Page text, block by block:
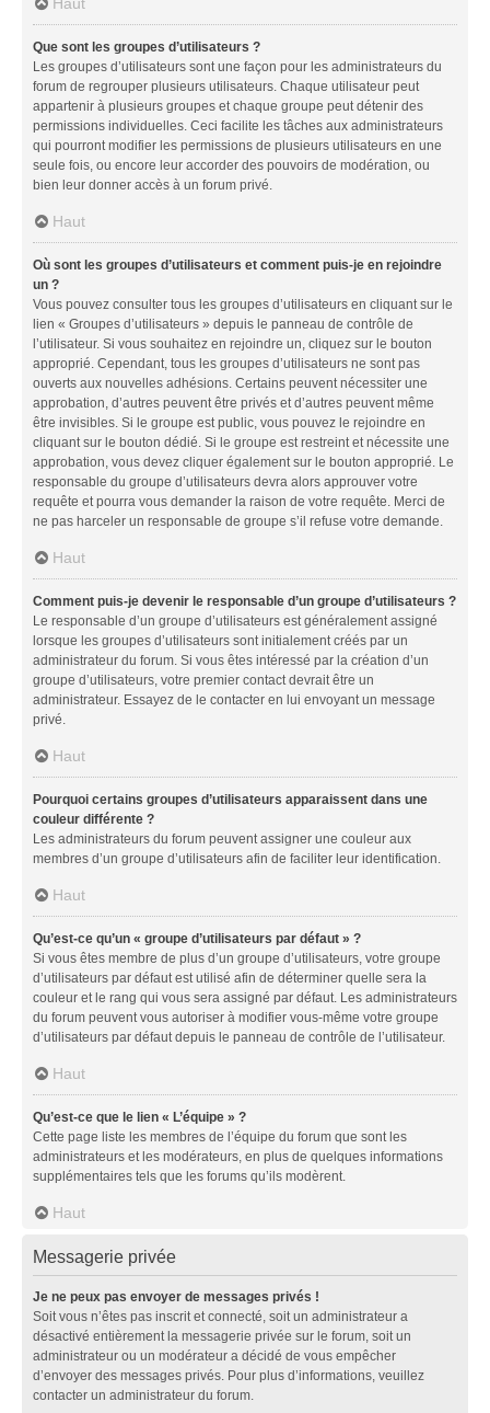
Que sont les groupes d’utilisateurs ?
Les groupes d’utilisateurs sont une façon pour les administrateurs du
forum de regrouper plusieurs utilisateurs. Chaque utilisateur peut
appartenir à plusieurs groupes et chaque groupe peut détenir des
permissions individuelles. Ceci facilite les tâches aux administrateurs
qui pourront modifier les permissions de plusieurs utilisateurs en une
seule fois, ou encore leur accorder des pouvoirs de modération, ou
bien leur donner accès à un forum privé.
Haut
Où sont les groupes d’utilisateurs et comment puis-je en rejoindre
un ?
Vous pouvez consulter tous les groupes d’utilisateurs en cliquant sur le
lien « Groupes d’utilisateurs » depuis le panneau de contrôle de
l’utilisateur. Si vous souhaitez en rejoindre un, cliquez sur le bouton
approprié. Cependant, tous les groupes d’utilisateurs ne sont pas
ouverts aux nouvelles adhésions. Certains peuvent nécessiter une
approbation, d’autres peuvent être privés et d’autres peuvent même
être invisibles. Si le groupe est public, vous pouvez le rejoindre en
cliquant sur le bouton dédié. Si le groupe est restreint et nécessite une
approbation, vous devez cliquer également sur le bouton approprié. Le
responsable du groupe d’utilisateurs devra alors approuver votre
requête et pourra vous demander la raison de votre requête. Merci de
ne pas harceler un responsable de groupe s’il refuse votre demande.
Haut
Comment puis-je devenir le responsable d’un groupe d’utilisateurs ?
Le responsable d’un groupe d’utilisateurs est généralement assigné
lorsque les groupes d’utilisateurs sont initialement créés par un
administrateur du forum. Si vous êtes intéressé par la création d’un
groupe d’utilisateurs, votre premier contact devrait être un
administrateur. Essayez de le contacter en lui envoyant un message
privé.
Haut
Pourquoi certains groupes d’utilisateurs apparaissent dans une
couleur différente ?
Les administrateurs du forum peuvent assigner une couleur aux
membres d’un groupe d’utilisateurs afin de faciliter leur identification.
Haut
Qu’est-ce qu’un « groupe d’utilisateurs par défaut » ?
Si vous êtes membre de plus d’un groupe d’utilisateurs, votre groupe
d’utilisateurs par défaut est utilisé afin de déterminer quelle sera la
couleur et le rang qui vous sera assigné par défaut. Les administrateurs
du forum peuvent vous autoriser à modifier vous-même votre groupe
d’utilisateurs par défaut depuis le panneau de contrôle de l’utilisateur.
Haut
Qu’est-ce que le lien « L’équipe » ?
Cette page liste les membres de l’équipe du forum que sont les
administrateurs et les modérateurs, en plus de quelques informations
supplémentaires tels que les forums qu’ils modèrent.
Haut
Messagerie privée
Je ne peux pas envoyer de messages privés !
Soit vous n’êtes pas inscrit et connecté, soit un administrateur a
désactivé entièrement la messagerie privée sur le forum, soit un
administrateur ou un modérateur a décidé de vous empêcher
d’envoyer des messages privés. Pour plus d’informations, veuillez
contacter un administrateur du forum.